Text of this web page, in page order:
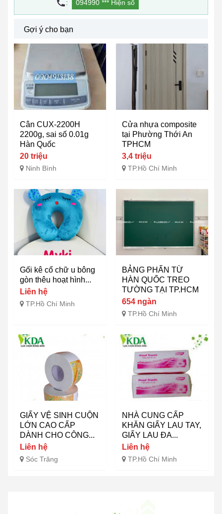
: 094990 *** Hiện số
Gợi ý cho bạn
Cân CUX-2200H
2200g, sai số 0.01g
Hàn Quốc
20 triệu
Ninh Bình
Cửa nhựa composite
tại Phường Thới An
TPHCM
3,4 triệu
TP.Hồ Chí Minh
Gối kê cổ chữ u bông
gòn thêu hoạt hình...
Liên hệ
TP.Hồ Chí Minh
BẢNG PHẤN TỪ
HÀN QUỐC TREO
TƯỜNG TẠI TP.HCM
654 ngàn
TP.Hồ Chí Minh
GIẤY VỆ SINH CUỘN
LỚN CAO CẤP
DÀNH CHO CÔNG...
Liên hệ
Sóc Trăng
NHÀ CUNG CẤP
KHĂN GIẤY LAU TAY,
GIẤY LAU ĐA...
Liên hệ
TP.Hồ Chí Minh